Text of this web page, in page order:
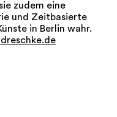
zudem eine
und Zeitbasierte
in Berlin wahr.